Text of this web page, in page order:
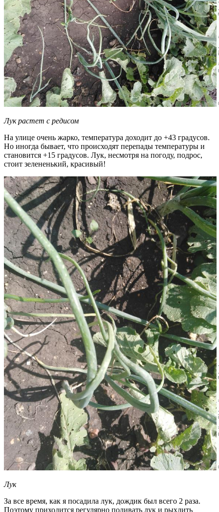
Лук растет с редисом
На улице очень жарко, температура доходит до +43 градусов.
Но иногда бывает, что происходят перепады температуры и
становится +15 градусов. Лук, несмотря на погоду, подрос,
стоит зелененький, красивый!
Лук
За все время, как я посадила лук, дождик был всего 2 раза.
Поэтому приходится регулярно поливать лук и рыхлить